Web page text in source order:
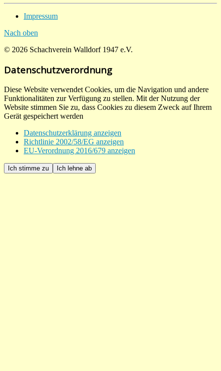
Impressum
Nach oben
© 2026 Schachverein Walldorf 1947 e.V.
Datenschutzverordnung
Diese Website verwendet Cookies, um die Navigation und andere
Funktionalitäten zur Verfügung zu stellen. Mit der Nutzung der
Website stimmen Sie zu, dass Cookies zu diesem Zweck auf Ihrem
Gerät gespeichert werden
Datenschutzerklärung anzeigen
Richtlinie 2002/58/EG anzeigen
EU-Verordnung 2016/679 anzeigen
Ich stimme zu Ich lehne ab